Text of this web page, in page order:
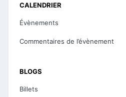
CALENDRIER
Évènements
Commentaires de l’évènement
BLOGS
Billets